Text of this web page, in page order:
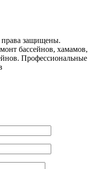
защищены.
бассейнов, хамамов,
Профессиональные